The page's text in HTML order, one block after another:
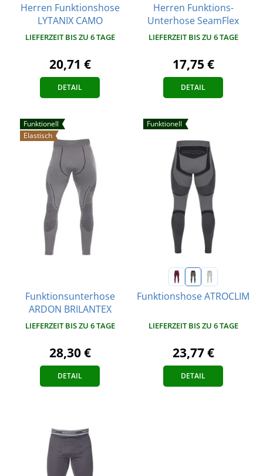
Herren Funktionshose
LYTANIX CAMO
LIEFERZEIT BIS ZU 6 TAGE
20,71 €
DETAIL
Herren Funktions-
Unterhose SeamFlex
LIEFERZEIT BIS ZU 6 TAGE
17,75 €
DETAIL
Funktionell
Elastisch
Funktionsunterhose
ARDON BRILANTEX
LIEFERZEIT BIS ZU 6 TAGE
28,30 €
DETAIL
Funktionell
Funktionshose ATROCLIM
LIEFERZEIT BIS ZU 6 TAGE
23,77 €
DETAIL